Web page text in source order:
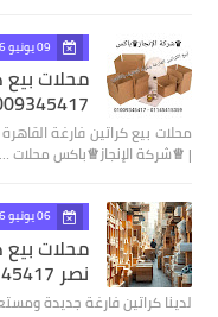
09 يونيو 2026
محلات بيع
| ♕شركة الإنجاز♕باكس محلات …
06 يونيو 2026
محلات
نصر 01009345417
لدينا كراتين فارغة جديدة